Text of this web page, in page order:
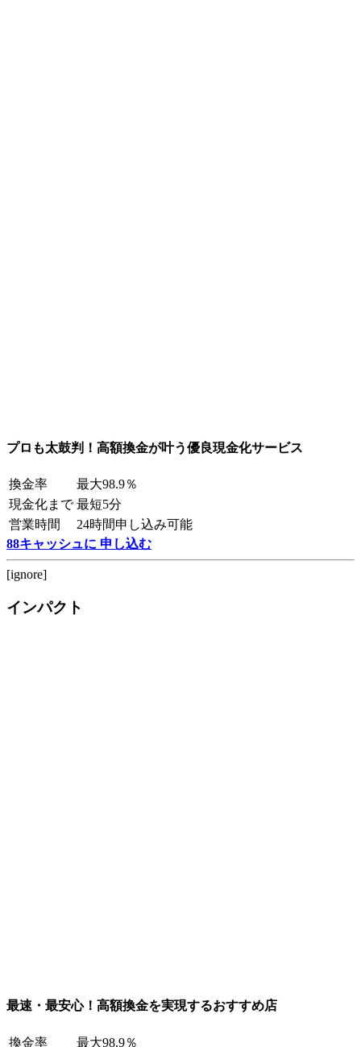
プロも太鼓判！高額換金が叶う優良現金化サービス
換金率
最大98.9％
現金化まで 最短5分
営業時間
24時間申し込み可能
88キャッシュに 申し込む
[ignore]
インパクト
最速・最安心！高額換金を実現するおすすめ店
換金率 最大98.9％